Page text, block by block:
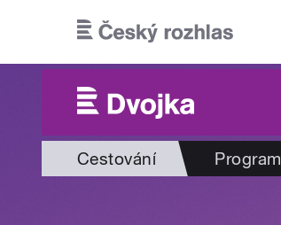
Cestování Program